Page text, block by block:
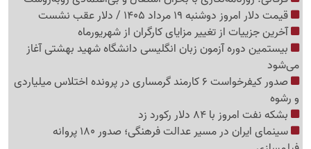
قیمت دلار امروز دوشنبه 19 مرداد 1405 / دلار عقب نشست
آخرین جزییات از تغییر مزایای کارگران از شهریورماه
بیستمین دوره آزمون زبان انگلیسی دانشگاه شهید بهشتی آغاز
می‌شود
صدور کیفرخواست 6 کارمند گرمساری در پرونده اختلاس میلیاردی
و رشوه
بشکه نفت امروز با 84 دلار رکورد زد
سینمای ایران در مسیر عدالت فرهنگی؛ صدور 180 پروانه